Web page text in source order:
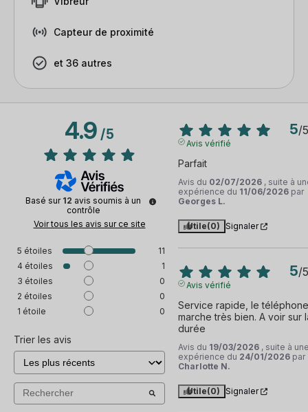
Capteur de proximité
et 36 autres
4.9/5
Basé sur 12 avis soumis à un
contrôle
Voir tous les avis sur ce site
5 étoiles
11
4 étoiles
1
3 étoiles
0
2 étoiles
0
1 étoile 0
Trier les avis
5/5
Avis vérifié
Parfait
Avis du 02/07/2026 , suite à
expérience du 11/06/2026 par
Georges L.
Utile(0) Signaler
5/5
Avis vérifié
Service rapide, le téléphone
marche très bien. A voir sur
durée
Avis du 19/03/2026 , suite à
expérience du 24/01/2026 par
Charlotte N.
Utile(0) Signaler